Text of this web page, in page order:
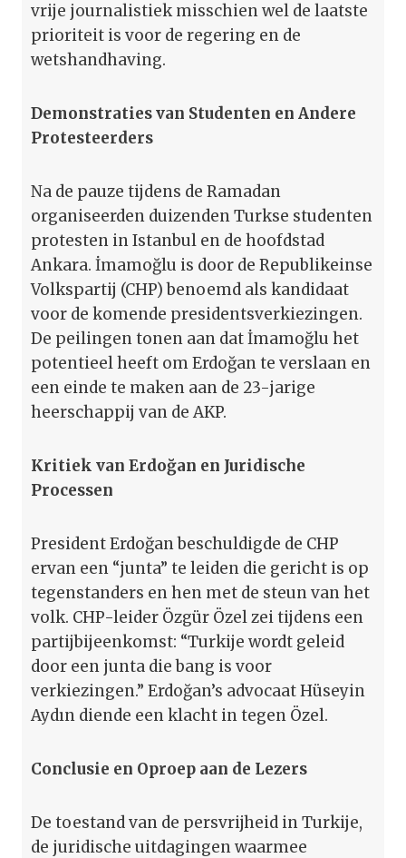
vrije journalistiek misschien wel de laatste
prioriteit is voor de regering en de
wetshandhaving.
Demonstraties van Studenten en Andere
Protesteerders
Na de pauze tijdens de Ramadan
organiseerden duizenden Turkse studenten
protesten in Istanbul en de hoofdstad
Ankara. İmamoğlu is door de Republikeinse
Volkspartij (CHP) benoemd als kandidaat
voor de komende presidentsverkiezingen.
De peilingen tonen aan dat İmamoğlu het
potentieel heeft om Erdoğan te verslaan en
een einde te maken aan de 23-jarige
heerschappij van de AKP.
Kritiek van Erdoğan en Juridische
Processen
President Erdoğan beschuldigde de CHP
ervan een “junta” te leiden die gericht is op
tegenstanders en hen met de steun van het
volk. CHP-leider Özgür Özel zei tijdens een
partijbijeenkomst: “Turkije wordt geleid
door een junta die bang is voor
verkiezingen.” Erdoğan’s advocaat Hüseyin
Aydın diende een klacht in tegen Özel.
Conclusie en Oproep aan de Lezers
De toestand van de persvrijheid in Turkije,
de juridische uitdagingen waarmee